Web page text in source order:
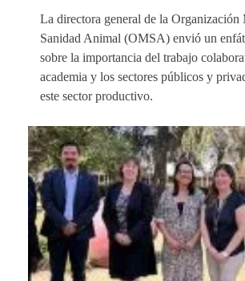
La directora general de la Organización
Sanidad Animal (OMSA) envió un
sobre la importancia del trabajo
academia y los sectores públicos y
este sector productivo.